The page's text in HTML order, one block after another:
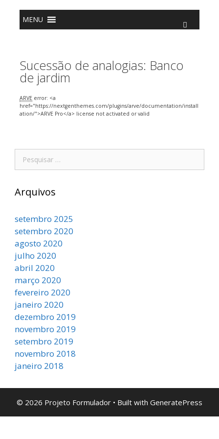
conteúdo
MENU
Sucessão de analogias: Banco
de jardim
ARVE error: <a
href="https://nextgenthemes.com/plugins/arve/documentation/install
ation/">ARVE Pro</a> license not activated or valid
Arquivos
setembro 2025
setembro 2020
agosto 2020
julho 2020
abril 2020
março 2020
fevereiro 2020
janeiro 2020
dezembro 2019
novembro 2019
setembro 2019
novembro 2018
janeiro 2018
© 2026 Projeto Formulador • Built with GeneratePress